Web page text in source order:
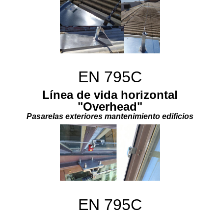
EN 795C
Línea de vida horizontal
"Overhead"
Pasarelas exteriores mantenimiento edificios
EN 795C